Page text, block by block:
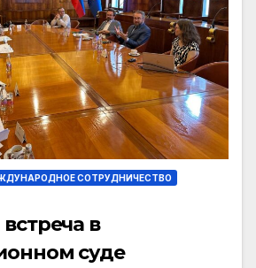
СОТРУДНИЧЕСТВО
в
суде